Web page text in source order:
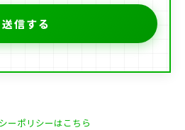
ーポリシーはこちら